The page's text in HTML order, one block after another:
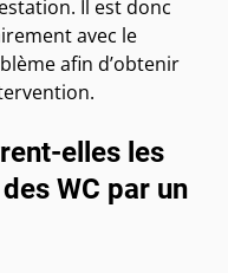
Il est donc
avec le
afin d’obtenir
elles les
WC par un